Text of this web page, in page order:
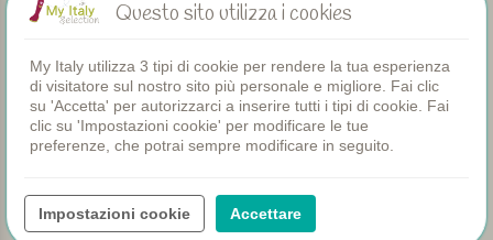
Servizi
Appartamenti
Piscina
Piscina bambini
Questo sito utilizza i cookies
My Italy utilizza 3 tipi di cookie per rendere la tua esperienza
di visitatore sul nostro sito più personale e migliore. Fai clic
su 'Accetta' per autorizzarci a inserire tutti i tipi di cookie. Fai
clic su 'Impostazioni cookie' per modificare le tue
preferenze, che potrai sempre modificare in seguito.
Impostazioni cookie Accettare